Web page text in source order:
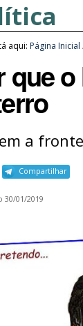
aqui: Página Inicial
que
a
Compartilhar
30/01/2019